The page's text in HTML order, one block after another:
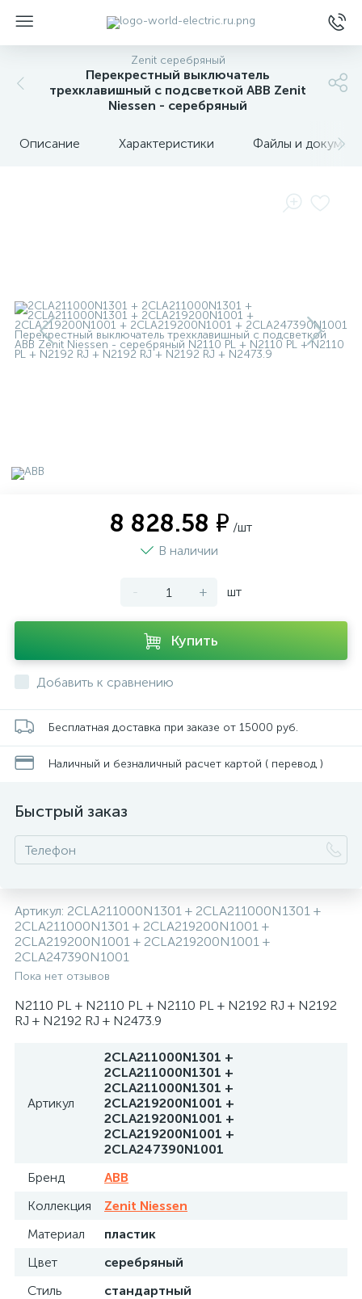
Zenit серебряный
Перекрестный выключатель
трехклавишный с подсветкой ABB Zenit
Niessen - серебряный
Описание Характеристики Файлы и
8 828.58 ₽ /шт
В наличии
- + шт
Купить
Добавить к сравнению
Бесплатная доставка при заказе от 15000 руб.
Наличный и безналичный расчет картой ( перевод )
Быстрый заказ
Артикул: 2CLA211000N1301 + 2CLA211000N1301 +
2CLA211000N1301 + 2CLA219200N1001 +
2CLA219200N1001 + 2CLA219200N1001 +
2CLA247390N1001
Пока нет отзывов
N2110 PL + N2110 PL + N2110 PL + N2192 RJ + N2192
RJ + N2192 RJ + N2473.9
Артикул
2CLA211000N1301 +
2CLA211000N1301 +
2CLA211000N1301 +
2CLA219200N1001 +
2CLA219200N1001 +
2CLA219200N1001 +
2CLA247390N1001
Бренд
ABB
Коллекция
Zenit Niessen
Материал
пластик
Цвет
серебряный
Стиль
стандартный